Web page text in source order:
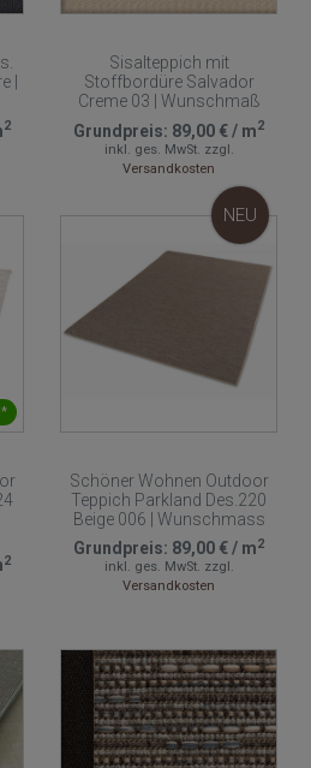
|
2
Sisalteppich mit
Stoffbordüre Salvador
Creme 03 | Wunschmaß
Grundpreis: 89,00 €/ m2
inkl. ges. MwSt. zzgl.
Versandkosten
2
NEU
Schöner Wohnen Outdoor
Teppich Parkland Des.220
Beige 006 | Wunschmass
Grundpreis: 89,00 €/ m2
inkl. ges. MwSt. zzgl.
Versandkosten